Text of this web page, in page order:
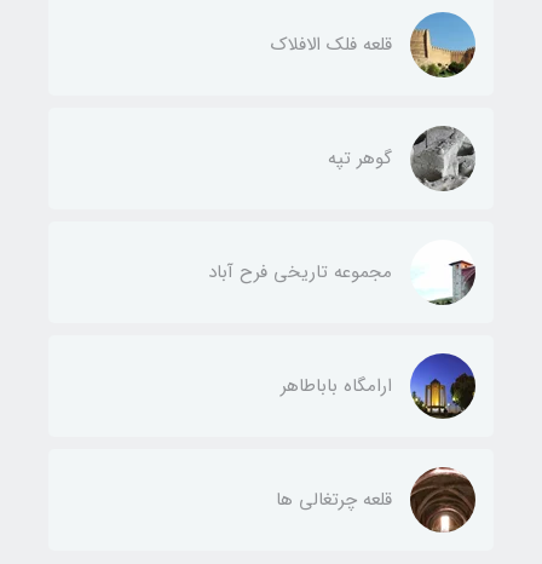
قلعه فلک الافلاک
گوهر تپه
مجموعه تاریخی فرح آباد
ارامگاه باباطاهر
قلعه چرتغالی ها